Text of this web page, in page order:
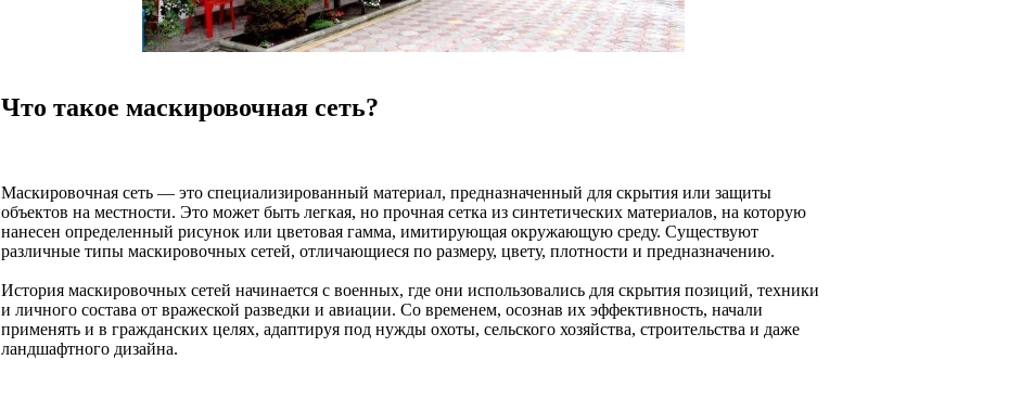
Что такое маскировочная сеть?
Маскировочная сеть — это специализированный материал, предназначенный для скрытия или защиты
объектов на местности. Это может быть легкая, но прочная сетка из синтетических материалов, на которую
нанесен определенный рисунок или цветовая гамма, имитирующая окружающую среду. Существуют
различные типы маскировочных сетей, отличающиеся по размеру, цвету, плотности и предназначению.
История маскировочных сетей начинается с военных, где они использовались для скрытия позиций, техники
и личного состава от вражеской разведки и авиации. Со временем, осознав их эффективность, начали
применять и в гражданских целях, адаптируя под нужды охоты, сельского хозяйства, строительства и даже
ландшафтного дизайна.